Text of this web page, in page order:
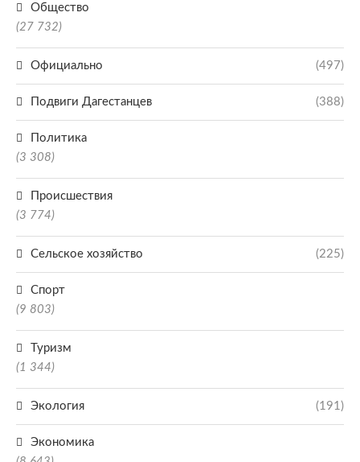
Общество
(27 732)
Официально (497)
Подвиги Дагестанцев (388)
Политика
(3 308)
Происшествия
(3 774)
Сельское хозяйство (225)
Спорт
(9 803)
Туризм
(1 344)
Экология (191)
Экономика